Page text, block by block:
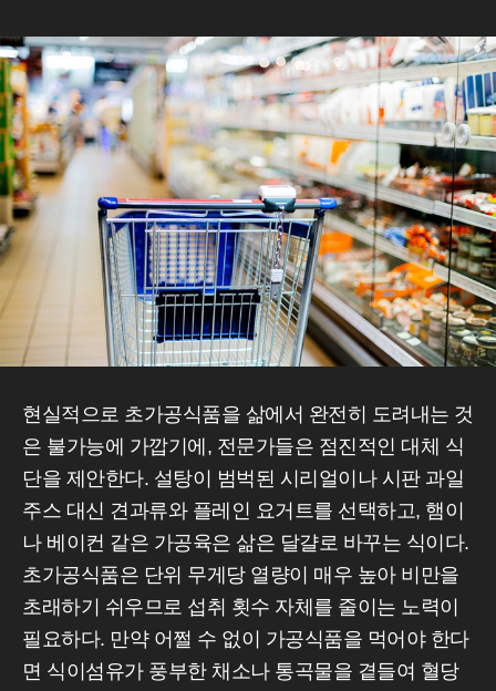
현실적으로 초가공식품을 삶에서 완전히 도려내는 것
은 불가능에 가깝기에, 전문가들은 점진적인 대체 식
단을 제안한다. 설탕이 범벅된 시리얼이나 시판 과일
주스 대신 견과류와 플레인 요거트를 선택하고, 햄이
나 베이컨 같은 가공육은 삶은 달걀로 바꾸는 식이다.
초가공식품은 단위 무게당 열량이 매우 높아 비만을
초래하기 쉬우므로 섭취 횟수 자체를 줄이는 노력이
필요하다. 만약 어쩔 수 없이 가공식품을 먹어야 한다
면 식이섬유가 풍부한 채소나 통곡물을 곁들여 혈당